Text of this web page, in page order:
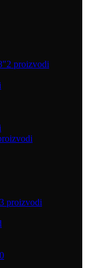
2 proizvodi
3 proizvodi